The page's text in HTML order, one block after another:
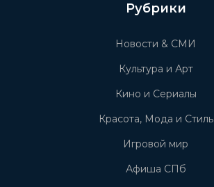
Рубрики
Новости & СМИ
Культура и Арт
Кино и Сериалы
Красота, Мода и Стиль
Игровой мир
Афиша СПб